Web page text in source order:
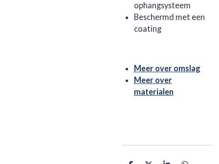
ophangsysteem
Beschermd met een
coating
Meer over omslag
Meer over
materialen